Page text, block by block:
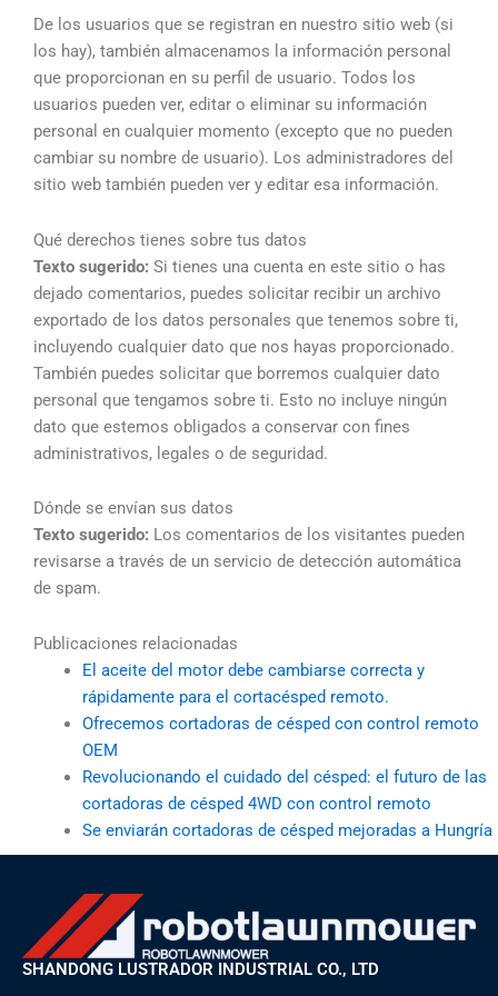
De los usuarios que se registran en nuestro sitio web (si
los hay), también almacenamos la información personal
que proporcionan en su perfil de usuario. Todos los
usuarios pueden ver, editar o eliminar su información
personal en cualquier momento (excepto que no pueden
cambiar su nombre de usuario). Los administradores del
sitio web también pueden ver y editar esa información.
Qué derechos tienes sobre tus datos
Texto sugerido: Si tienes una cuenta en este sitio o has
dejado comentarios, puedes solicitar recibir un archivo
exportado de los datos personales que tenemos sobre ti,
incluyendo cualquier dato que nos hayas proporcionado.
También puedes solicitar que borremos cualquier dato
personal que tengamos sobre ti. Esto no incluye ningún
dato que estemos obligados a conservar con fines
administrativos, legales o de seguridad.
Dónde se envían sus datos
Texto sugerido: Los comentarios de los visitantes pueden
revisarse a través de un servicio de detección automática
de spam.
Publicaciones relacionadas
El aceite del motor debe cambiarse correcta y
rápidamente para el cortacésped remoto.
Ofrecemos cortadoras de césped con control remoto
OEM
Revolucionando el cuidado del césped: el futuro de las
cortadoras de césped 4WD con control remoto
Se enviarán cortadoras de césped mejoradas a Hungría
SHANDONG LUSTRADOR INDUSTRIAL CO., LTD